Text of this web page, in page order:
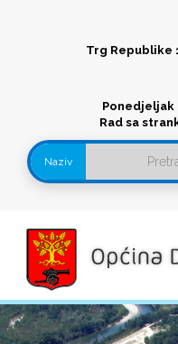
Trg Republike
Ponedjeljak
Rad sa
Naziv